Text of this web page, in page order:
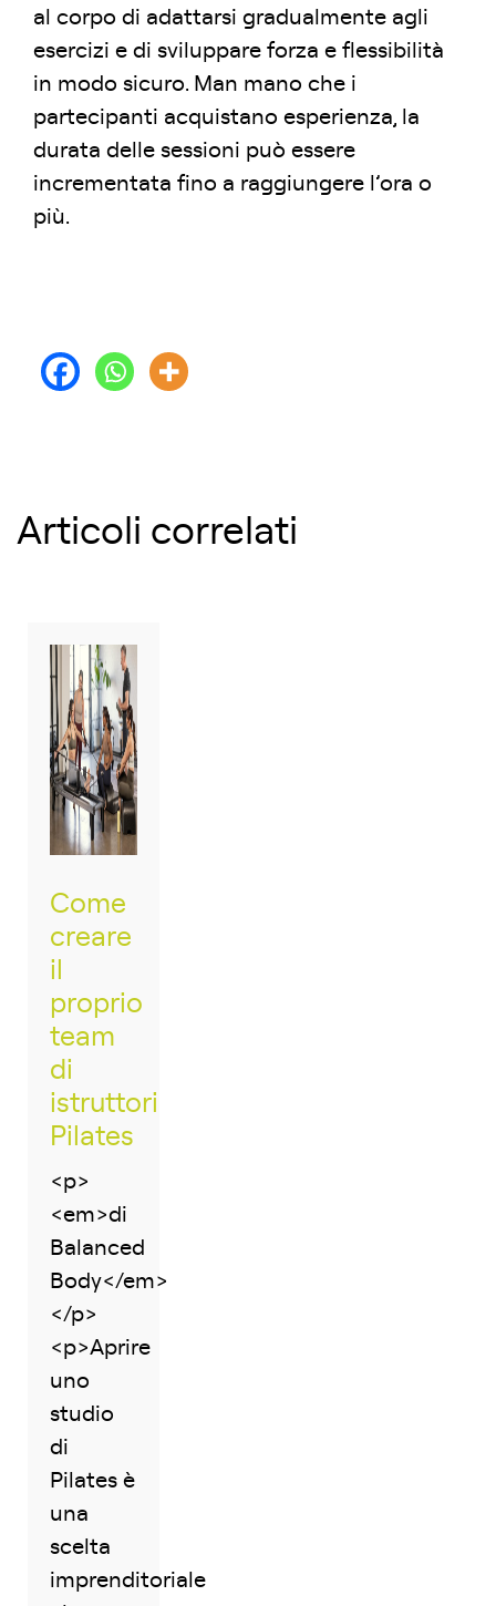
al corpo di adattarsi gradualmente agli
esercizi e di sviluppare forza e flessibilità
in modo sicuro. Man mano che i
partecipanti acquistano esperienza, la
durata delle sessioni può essere
incrementata fino a raggiungere l’ora o
più.
Articoli correlati
Come
creare
il
proprio
team
di
istruttori
Pilates
<p>
<em>di
Balanced
Body</em>
</p>
<p>Aprire
uno
studio
di
Pilates è
una
scelta
imprenditoriale